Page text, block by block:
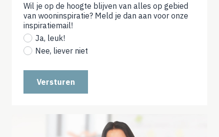
Wil je op de hoogte blijven van alles op gebied
van wooninspiratie? Meld je dan aan voor onze
inspiratiemail!
Ja, leuk!
Nee, liever niet
Versturen